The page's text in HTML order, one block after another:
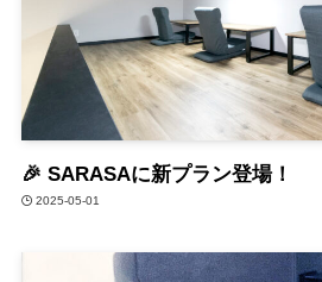
🎉 SARASAに新プラン登場！
2025-05-01